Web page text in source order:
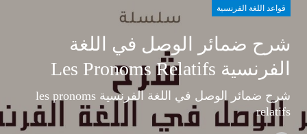
قواعد اللغة الفرنسية
شرح ضمائر الوصل في اللغة
الفرنسية Les Pronoms Relatifs
شرح ضمائر الوصل في اللغة الفرنسية les pronoms
relatifs